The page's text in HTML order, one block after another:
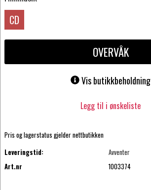
CD
OVERVÅK
Vis butikkbeholdning
Legg til i ønskeliste
Pris og lagerstatus gjelder nettbutikken
Leveringstid:
Avventer
Art.nr
1003374